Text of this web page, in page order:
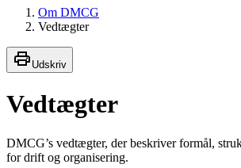
Om DMCG
Vedtægter
Udskriv
Vedtægter
DMCG’s vedtægter, der beskriver formål,
for drift og organisering.